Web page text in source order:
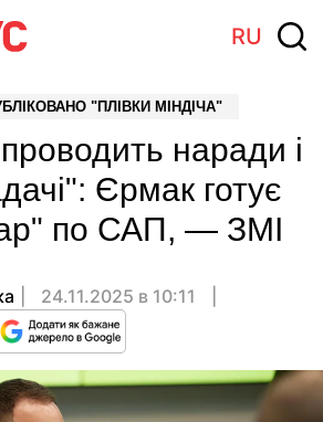
RU
"ПЛІВКИ МІНДІЧА"
наради і
Єрмак готує
по САП, — ЗМІ
24.11.2025 в 10:11